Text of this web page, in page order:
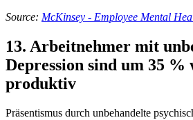
Source: McKinsey - Employee Mental
13. Arbeitnehmer mit
Depression sind um 35 %
produktiv
Präsentismus durch unbehandelte